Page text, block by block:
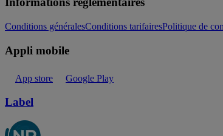
Conditions généralesConditions tarifairesPolitique de
Appli mobile
App store Google Play
Label